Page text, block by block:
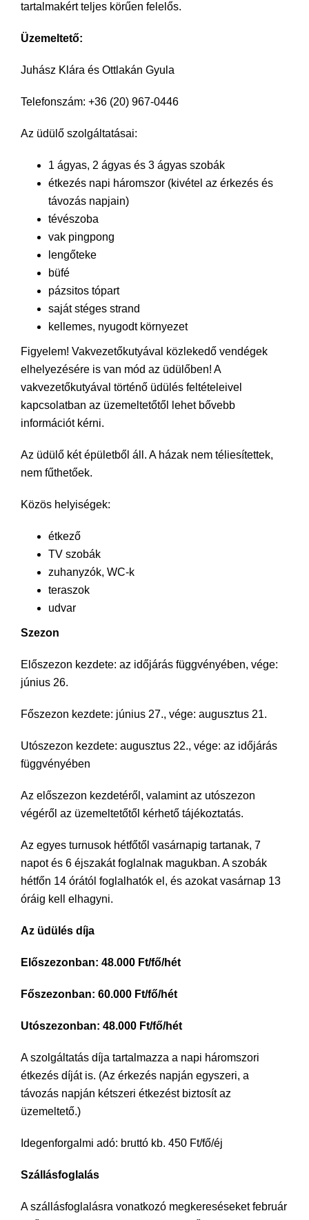
tartalmakért teljes körűen felelős.
Üzemeltető:
Juhász Klára és Ottlakán Gyula
Telefonszám: +36 (20) 967-0446
Az üdülő szolgáltatásai:
1 ágyas, 2 ágyas és 3 ágyas szobák
étkezés napi háromszor (kivétel az érkezés és
távozás napjain)
tévészoba
vak pingpong
lengőteke
büfé
pázsitos tópart
saját stéges strand
kellemes, nyugodt környezet
Figyelem! Vakvezetőkutyával közlekedő vendégek
elhelyezésére is van mód az üdülőben! A
vakvezetőkutyával történő üdülés feltételeivel
kapcsolatban az üzemeltetőtől lehet bővebb
információt kérni.
Az üdülő két épületből áll. A házak nem téliesítettek,
nem fűthetőek.
Közös helyiségek:
étkező
TV szobák
zuhanyzók, WC-k
teraszok
udvar
Szezon
Előszezon kezdete: az időjárás függvényében, vége:
június 26.
Főszezon kezdete: június 27., vége: augusztus 21.
Utószezon kezdete: augusztus 22., vége: az időjárás
függvényében
Az előszezon kezdetéről, valamint az utószezon
végéről az üzemeltetőtől kérhető tájékoztatás.
Az egyes turnusok hétfőtől vasárnapig tartanak, 7
napot és 6 éjszakát foglalnak magukban. A szobák
hétfőn 14 órától foglalhatók el, és azokat vasárnap 13
óráig kell elhagyni.
Az üdülés díja
Előszezonban: 48.000 Ft/fő/hét
Főszezonban: 60.000 Ft/fő/hét
Utószezonban: 48.000 Ft/fő/hét
A szolgáltatás díja tartalmazza a napi háromszori
étkezés díját is. (Az érkezés napján egyszeri, a
távozás napján kétszeri étkezést biztosít az
üzemeltető.)
Idegenforgalmi adó: bruttó kb. 450 Ft/fő/éj
Szállásfoglalás
A szállásfoglalásra vonatkozó megkereséseket február